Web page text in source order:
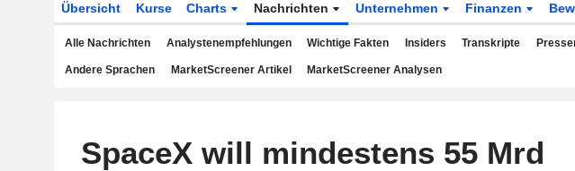
Übersicht Kurse Charts Nachrichten Unternehmen Finanzen
Alle Nachrichten Analystenempfehlungen Wichtige Fakten Insiders Transkripte
Andere Sprachen MarketScreener Artikel MarketScreener Analysen
SpaceX will mindestens 55 Mrd